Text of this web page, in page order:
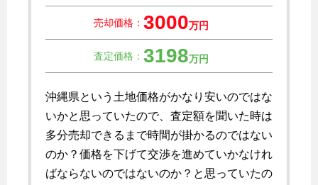
売却価格： 3000万円
査定価格： 3198万円
沖縄県という土地価格がかなり安いのではな
いかと思っていたので、査定額を聞いた時は
多分売却できるまで時間が掛かるのではない
のか？価格を下げて交渉を進めていかなけれ
ばならないのではないのか？と思っていたの